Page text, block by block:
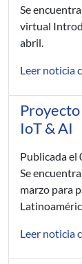
Se
virtual
abril.
Leer noticia
IoT & AI
Publicada el
Se
marzo para
Leer noticia